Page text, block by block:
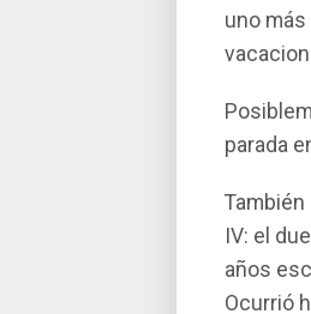
uno
parada
También
IV: el
años
Ocurrió